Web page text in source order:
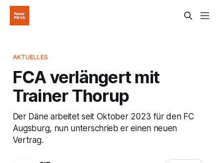
AKTUELLES
FCA verlängert mit
Trainer Thorup
Der Däne arbeitet seit Oktober 2023 für den FC
Augsburg, nun unterschrieb er einen neuen
Vertrag.